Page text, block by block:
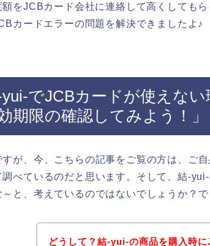
額をJCBカード会社に連絡して高くしても
カードエラーの問題を解決できましたよ♪
でJCBカードが使えな
期限の確認してみよう！」
すが、今、こちらの記事をご覧の方は、ご
調べているのだと思います。そして、結-
と、考えているのではないでしょうか？で
どうして？結-yui-の商品を購入時